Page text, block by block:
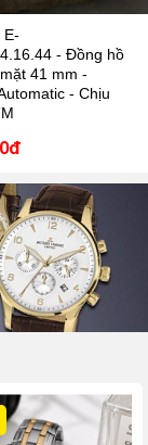
E-
- Đồng hồ
41 mm -
- Chịu